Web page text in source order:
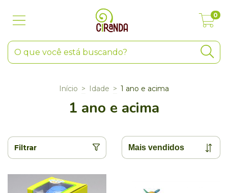
0
Início > Idade > 1 ano e acima
1 ano e acima
Filtrar